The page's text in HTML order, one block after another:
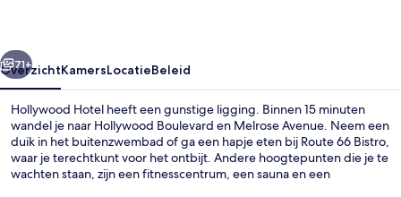
Volgende
71+
OverzichtKamersLocatieBeleid
Hollywood Hotel heeft een gunstige ligging. Binnen 15 minuten
wandel je naar Hollywood Boulevard en Melrose Avenue. Neem een
duik in het buitenzwembad of ga een hapje eten bij Route 66 Bistro,
waar je terechtkunt voor het ontbijt. Andere hoogtepunten die je te
wachten staan, zijn een fitnesscentrum, een sauna en een